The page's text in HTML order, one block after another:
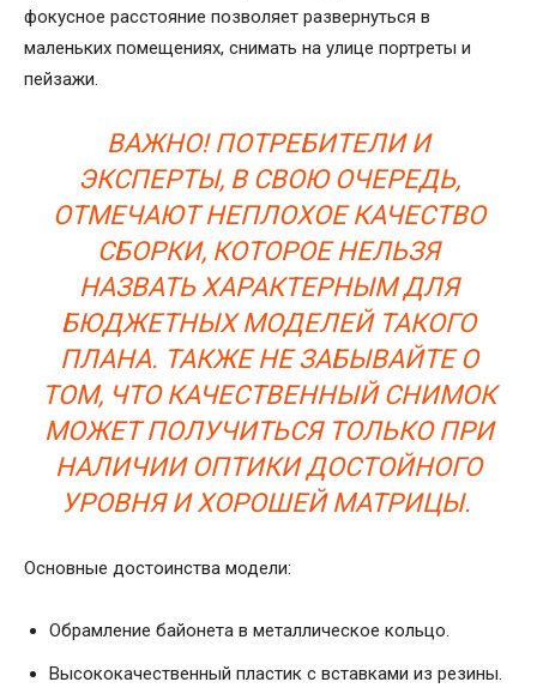
фокусное расстояние позволяет развернуться в
маленьких помещениях, снимать на улице портреты и
пейзажи.
ВАЖНО! ПОТРЕБИТЕЛИ И
ЭКСПЕРТЫ, В СВОЮ ОЧЕРЕДЬ,
ОТМЕЧАЮТ НЕПЛОХОЕ КАЧЕСТВО
СБОРКИ, КОТОРОЕ НЕЛЬЗЯ
НАЗВАТЬ ХАРАКТЕРНЫМ ДЛЯ
БЮДЖЕТНЫХ МОДЕЛЕЙ ТАКОГО
ПЛАНА. ТАКЖЕ НЕ ЗАБЫВАЙТЕ О
ТОМ, ЧТО КАЧЕСТВЕННЫЙ СНИМОК
МОЖЕТ ПОЛУЧИТЬСЯ ТОЛЬКО ПРИ
НАЛИЧИИ ОПТИКИ ДОСТОЙНОГО
УРОВНЯ И ХОРОШЕЙ МАТРИЦЫ.
Основные достоинства модели:
Обрамление байонета в металлическое кольцо.
Высококачественный пластик с вставками из резины.